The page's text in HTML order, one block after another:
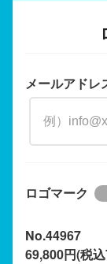
メールアドレ
ロゴマーク
No.44967
69,800円(税